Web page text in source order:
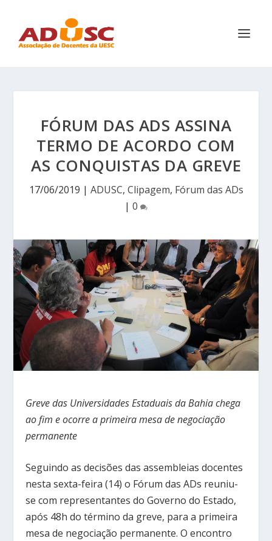
FÓRUM DAS ADS ASSINA
TERMO DE ACORDO COM
AS CONQUISTAS DA GREVE
17/06/2019 | ADUSC, Clipagem, Fórum das ADs
| 0
Greve das Universidades Estaduais da Bahia chega
ao fim e ocorre a primeira mesa de negociação
permanente
Seguindo as decisões das assembleias docentes
nesta sexta-feira (14) o Fórum das ADs reuniu-
se com representantes do Governo do Estado,
após 48h do término da greve, para a primeira
mesa de negociação permanente. O encontro